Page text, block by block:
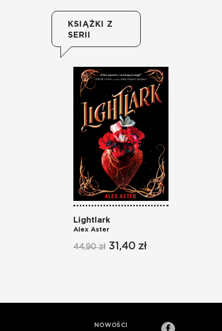
KSIĄŻKI Z
SERII
Lightlark
Alex Aster
44,90 zł 31,40 zł
NOWOŚCI